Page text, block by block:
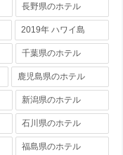
長野県のホテル
2019年 ハワイ島
千葉県のホテル
鹿児島県のホテル
新潟県のホテル
石川県のホテル
福島県のホテル